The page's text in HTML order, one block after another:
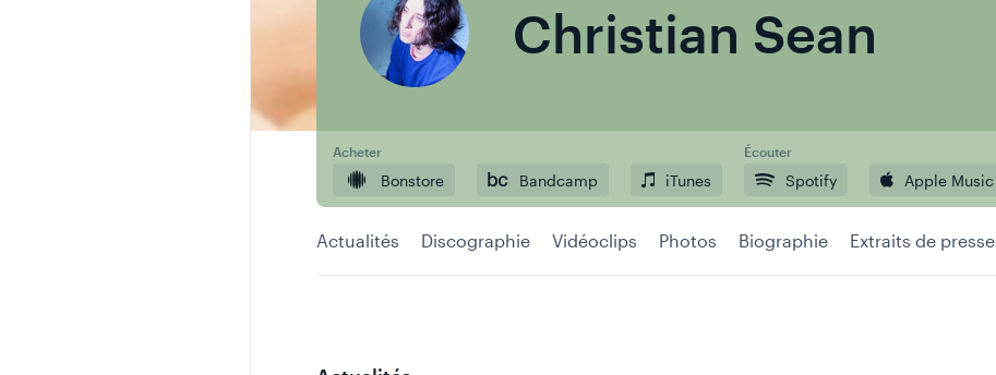
Christian Sean
Acheter
Bonstore Bandcamp iTunes
Écouter
Spotify Apple Music
Actualités Discographie Vidéoclips Photos Biographie Extraits de presse